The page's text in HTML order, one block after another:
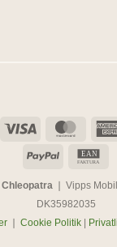
Visa
PayPal
EAN
FAKTURA
Chleopatra ❘ Vipps
DK35982035
❘ Cookie Politik |